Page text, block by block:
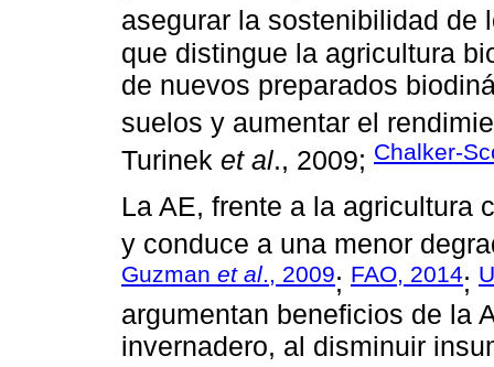
asegurar la sostenibilidad de
que distingue la agricultura
de nuevos preparados
suelos y aumentar el
Turinek et al., 2009; Chalker-
La AE, frente a la agricultura
y conduce a una menor
Guzman et al., 2009; FAO, 2014;
argumentan beneficios de la
invernadero, al disminuir